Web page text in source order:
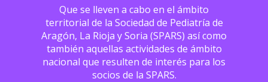
Que se lleven a cabo en el ámbito
territorial de la Sociedad de Pediatría de
Aragón, La Rioja y Soria (SPARS) así como
también aquellas actividades de ámbito
nacional que resulten de interés para los
socios de la SPARS.